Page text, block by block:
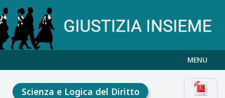
MENU
Scienza e Logica del Diritto